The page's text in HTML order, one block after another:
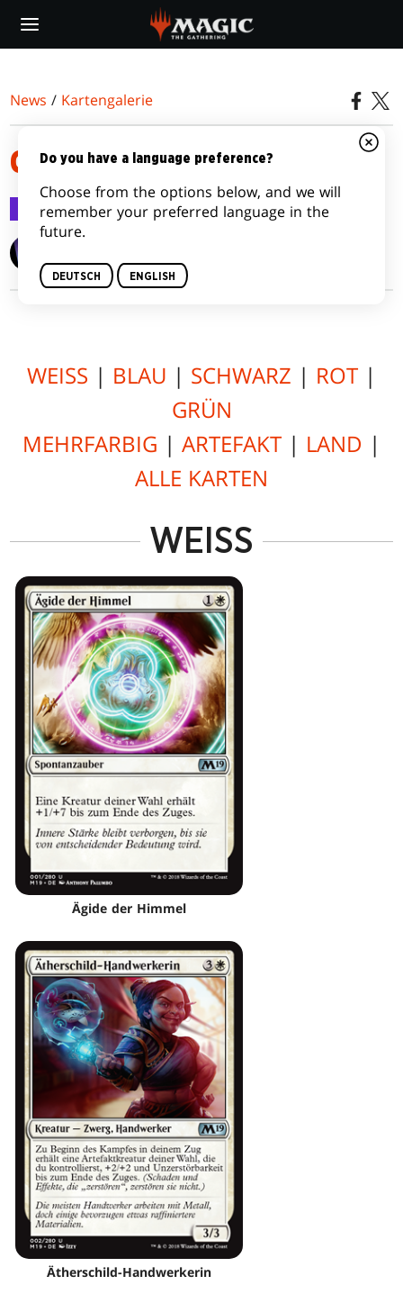
main
News / Kartengalerie
CORE SET 2019
Kartengalerie 22. Juni 2018
WEISS | BLAU | SCHWARZ | ROT |
GRÜN
MEHRFARBIG | ARTEFAKT | LAND |
ALLE KARTEN
WEISS
Ägide der Himmel
Ätherschild-Handwerkerin
Do you have a language preference?
Choose from the options below, and we will
remember your preferred language in the
future.
DEUTSCH ENGLISH